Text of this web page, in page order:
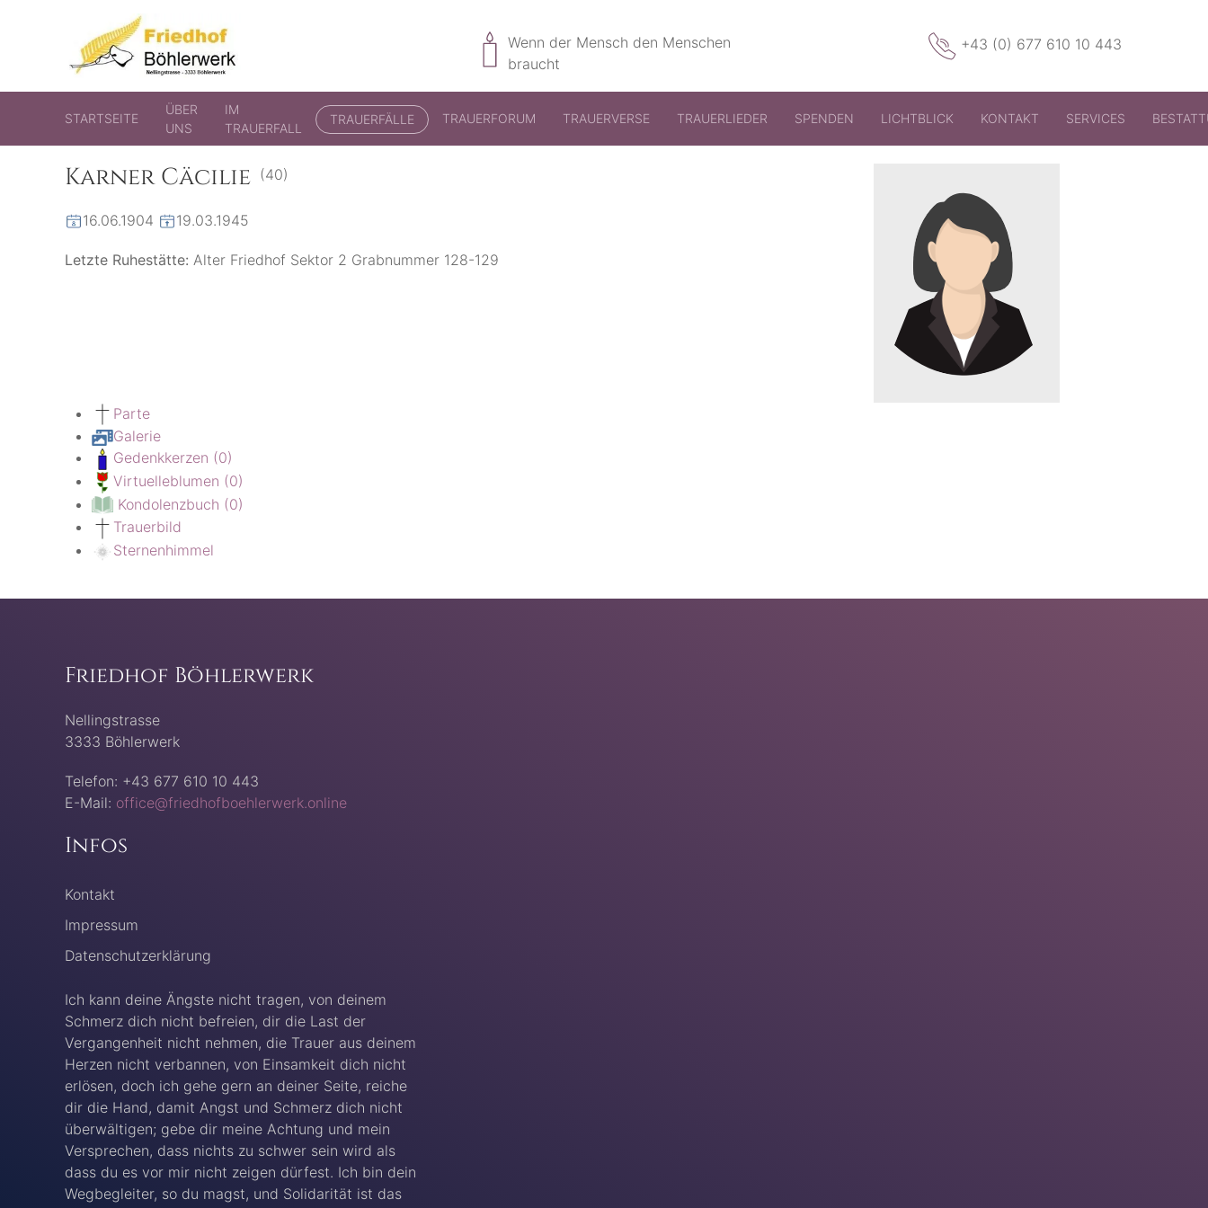
Friedhof Böhlerwerk
der virtuelle Friedhof von Böhlerwerk
Wenn der Mensch den Menschen
braucht
+43 (0) 677 610 10 443
STARTSEITE
ÜBER
UNS
IM
TRAUERFALL
TRAUERFÄLLE TRAUERFORUM TRAUERVERSE TRAUERLIEDER SPENDEN LICHTBLICK KONTAKT SERVICES
Karner Cäcilie (40)
16.06.1904 19.03.1945
Letzte Ruhestätte: Alter Friedhof Sektor 2 Grabnummer 128-129
Parte
Galerie
Gedenkkerzen (0)
Virtuelleblumen (0)
Kondolenzbuch (0)
Trauerbild
Sternenhimmel
Friedhof Böhlerwerk
Nellingstrasse
3333 Böhlerwerk
Telefon: +43 677 610 10 443
E-Mail: office@friedhofboehlerwerk.online
Infos
Kontakt
Impressum
Datenschutzerklärung
Ich kann deine Ängste nicht tragen, von deinem
Schmerz dich nicht befreien, dir die Last der
Vergangenheit nicht nehmen, die Trauer aus deinem
Herzen nicht verbannen, von Einsamkeit dich nicht
erlösen, doch ich gehe gern an deiner Seite, reiche
dir die Hand, damit Angst und Schmerz dich nicht
überwältigen; gebe dir meine Achtung und mein
Versprechen, dass nichts zu schwer sein wird als
dass du es vor mir nicht zeigen dürfest. Ich bin dein
Wegbegleiter, so du magst, und Solidarität ist das